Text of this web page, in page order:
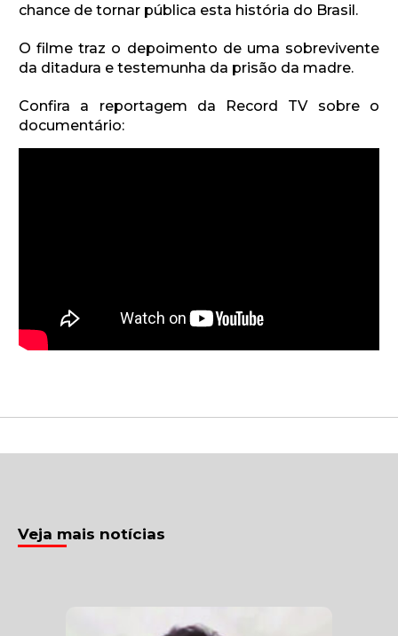
chance de tornar pública esta história do Brasil.
O filme traz o depoimento de uma sobrevivente
da ditadura e testemunha da prisão da madre.
Confira a reportagem da Record TV sobre o
documentário:
Veja mais notícias